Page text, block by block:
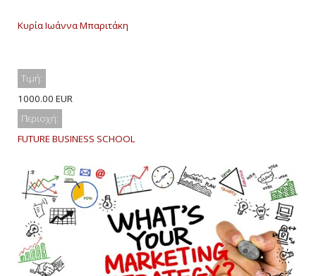
Κυρία Ιωάννα Μπαριτάκη
Τιμή:
1000.00 EUR
Περιοχή:
FUTURE BUSINESS SCHOOL